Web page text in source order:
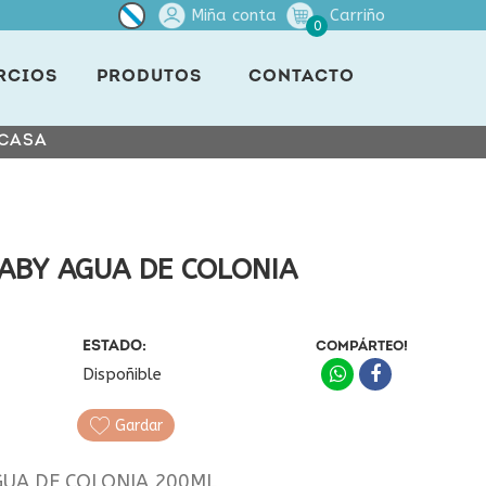
Miña conta
0
Carriño
PRODUTOS CONTACTO
AGUA DE COLONIA
ESTADO:
Dispoñible
COMPÁRTEO!
Gardar